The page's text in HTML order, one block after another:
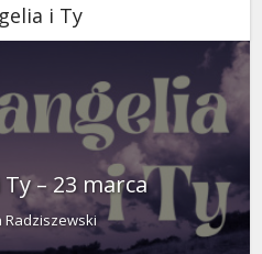
i Ty
– 23 marca
Radziszewski